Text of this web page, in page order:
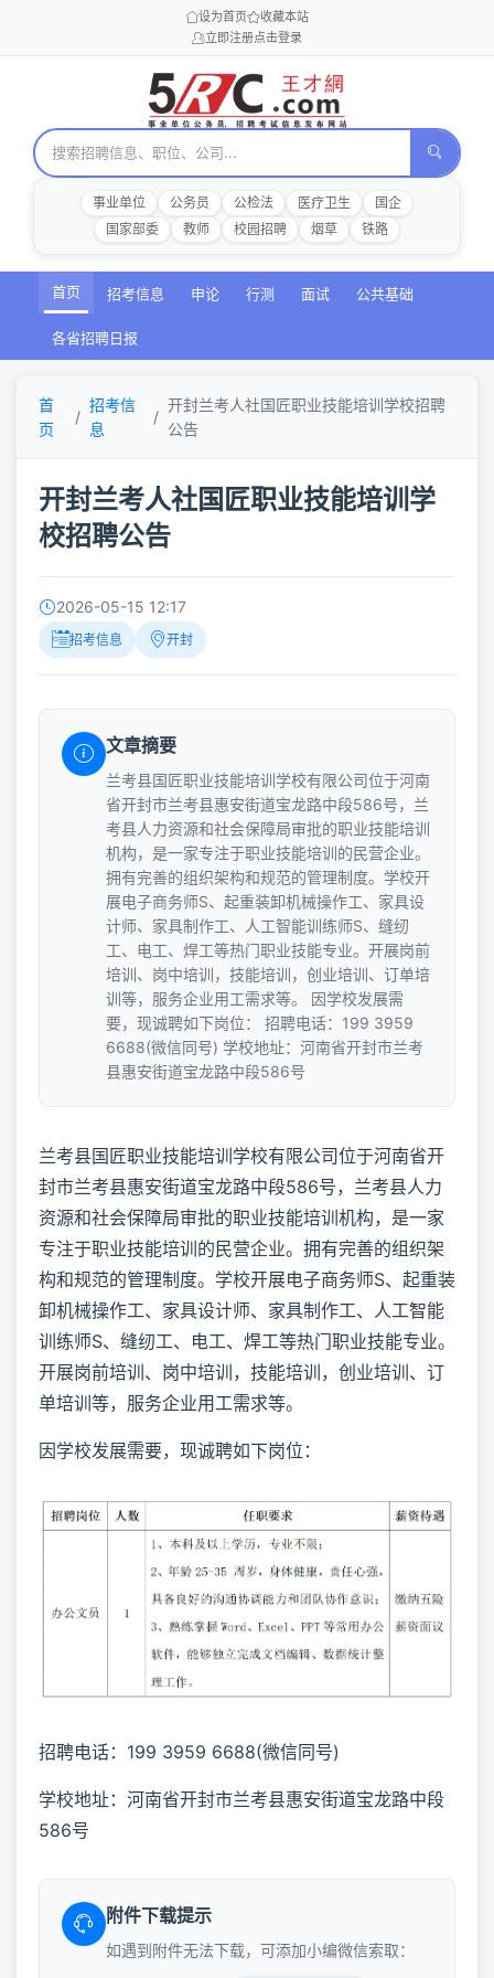
设为首页
收藏本站
立即注册点击登录
事业单位 公务员 公检法 医疗卫生
国企
国家部委
教师 校园招聘 烟草 铁路
首页 招考信息 申论 行测 面试 公共基础
各省招聘日报
首
页
招考信
息
开封兰考人社国匠职业技能培训学校招聘
公告
开封兰考人社国匠职业技能培训学
校招聘公告
2026-05-15 12:17
招考信息 开封
文章摘要
兰考县国匠职业技能培训学校有限公司位于河南
省开封市兰考县惠安街道宝龙路中段586号，兰
考县人力资源和社会保障局审批的职业技能培训
机构，是一家专注于职业技能培训的民营企业。
拥有完善的组织架构和规范的管理制度。学校开
展电子商务师S、起重装卸机械操作工、家具设
计师、家具制作工、人工智能训练师S、缝纫
工、电工、焊工等热门职业技能专业。开展岗前
培训、岗中培训，技能培训，创业培训、订单培
训等，服务企业用工需求等。 因学校发展需
要，现诚聘如下岗位： 招聘电话：199 3959
6688(微信同号) 学校地址：河南省开封市兰考
县惠安街道宝龙路中段586号
兰考县国匠职业技能培训学校有限公司位于河南省开
封市兰考县惠安街道宝龙路中段586号，兰考县人力
资源和社会保障局审批的职业技能培训机构，是一家
专注于职业技能培训的民营企业。拥有完善的组织架
构和规范的管理制度。学校开展电子商务师S、起重装
卸机械操作工、家具设计师、家具制作工、人工智能
训练师S、缝纫工、电工、焊工等热门职业技能专业。
开展岗前培训、岗中培训，技能培训，创业培训、订
单培训等，服务企业用工需求等。
因学校发展需要，现诚聘如下岗位：
招聘电话：199 3959 6688(微信同号)
学校地址：河南省开封市兰考县惠安街道宝龙路中段
586号
附件下载提示
如遇到附件无法下载，可添加小编微信索取：